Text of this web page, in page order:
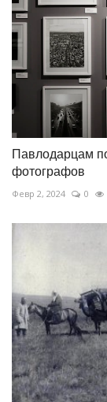
Павлодарцам
фотографов
Февр 2, 2024 0